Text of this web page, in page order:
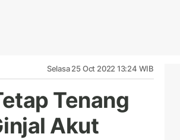
Selasa 25 Oct 2022 13:24 WIB
Tenang
Akut